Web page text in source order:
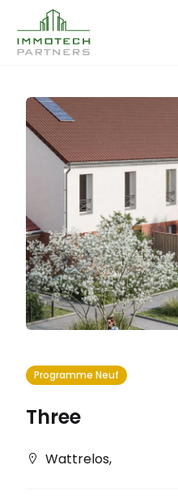
Programme Neuf
Three
Wattrelos,